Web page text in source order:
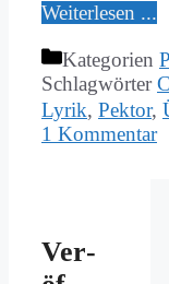
Wei­ter­le­sen ...
Kategorien
Schlagwörter
Lyrik, Pektor,
1 Kommentar
Ver­